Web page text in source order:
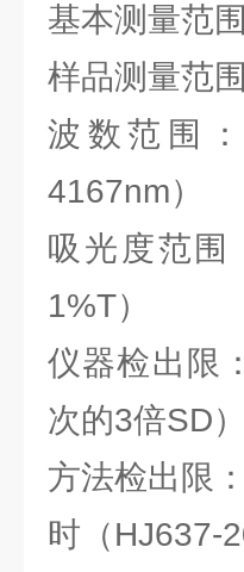
基本测量范
样品测量范
波数范围：
4167nm）
吸光度范围
1%T）
仪器检出限
次的3倍SD）
方法检出限
时（HJ637-